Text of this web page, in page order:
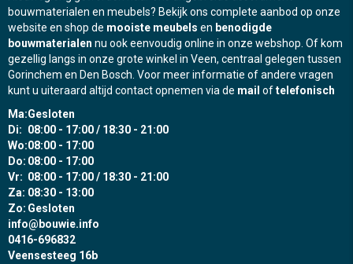
bouwmaterialen en meubels? Bekijk ons complete aanbod op onze
website en shop de mooiste meubels en benodigde
bouwmaterialen nu ook eenvoudig online in onze webshop. Of kom
gezellig langs in onze grote winkel in Veen, centraal gelegen tussen
Gorinchem en Den Bosch. Voor meer informatie of andere vragen
kunt u uiteraard altijd contact opnemen via de mail oftelefonisch
Ma:Gesloten
Di: 08:00 - 17:00 / 18:30 - 21:00
Wo:08:00 - 17:00
Do: 08:00 - 17:00
Vr: 08:00 - 17:00 / 18:30 - 21:00
Za: 08:30 - 13:00
Zo: Gesloten
info@bouwie.info
0416-696832
Veensesteeg 16b